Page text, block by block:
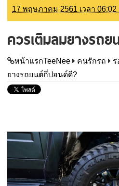
17 พฤษภาคม 2561 เวลา 06:02
ควรเติมลมยางรถ
หน้าแรกTeeNee คนรักรถ ร
ยางรถยนต์กี่ปอนด์ดี?